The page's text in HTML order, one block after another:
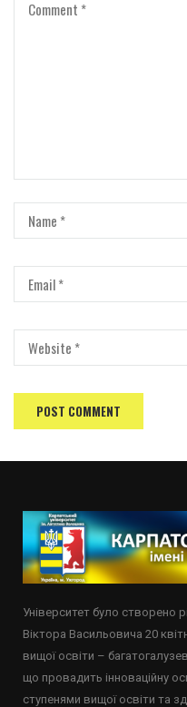
Університет було створено
Віктора Васильовича 20
вищої освіти –
що провадить інноваційну
ступенями вищої освіти та